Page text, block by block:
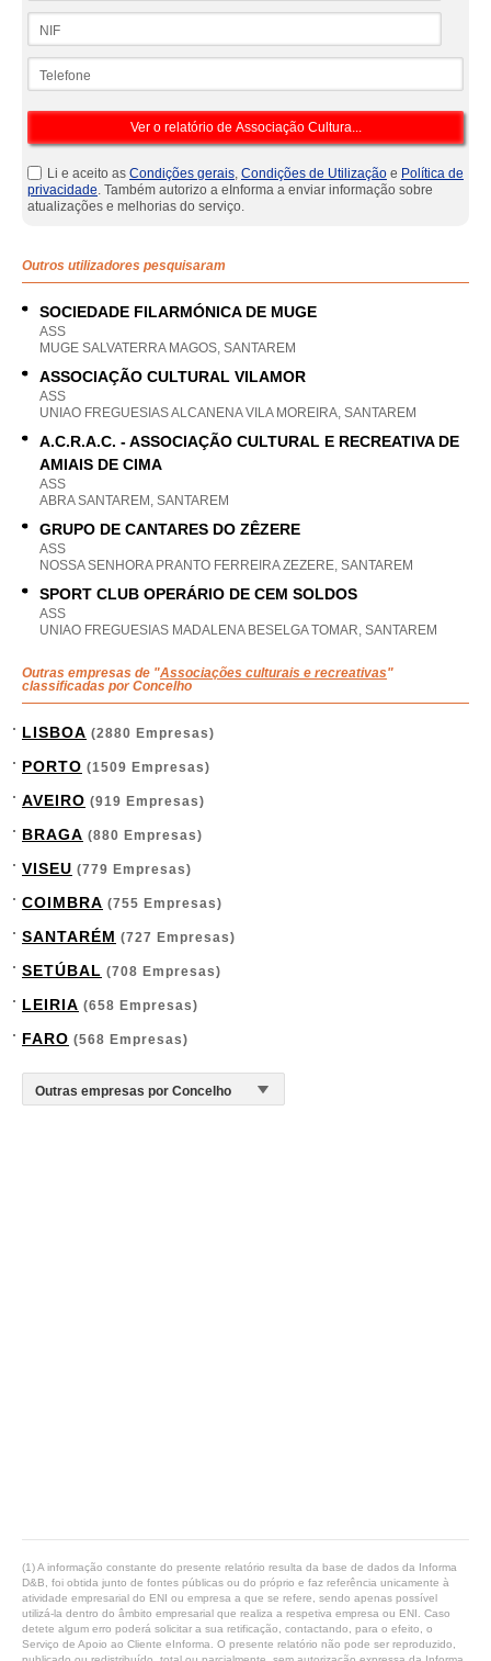
Li e aceito as Condições gerais, Condições de Utilização e Política de
privacidade. Também autorizo a eInforma a enviar informação sobre
atualizações e melhorias do serviço.
Outros utilizadores pesquisaram
SOCIEDADE FILARMÓNICA DE MUGE
ASS
MUGE SALVATERRA MAGOS, SANTAREM
ASSOCIAÇÃO CULTURAL VILAMOR
ASS
UNIAO FREGUESIAS ALCANENA VILA MOREIRA, SANTAREM
A.C.R.A.C. - ASSOCIAÇÃO CULTURAL E RECREATIVA DE
AMIAIS DE CIMA
ASS
ABRA SANTAREM, SANTAREM
GRUPO DE CANTARES DO ZÊZERE
ASS
NOSSA SENHORA PRANTO FERREIRA ZEZERE, SANTAREM
SPORT CLUB OPERÁRIO DE CEM SOLDOS
ASS
UNIAO FREGUESIAS MADALENA BESELGA TOMAR, SANTAREM
Outras empresas de "Associações culturais e recreativas"
classificadas por Concelho
LISBOA (2880 Empresas)
PORTO (1509 Empresas)
AVEIRO (919 Empresas)
BRAGA (880 Empresas)
VISEU (779 Empresas)
COIMBRA (755 Empresas)
SANTARÉM (727 Empresas)
SETÚBAL (708 Empresas)
LEIRIA (658 Empresas)
FARO (568 Empresas)
(1) A informação constante do presente relatório resulta da base de dados da Informa
D&B, foi obtida junto de fontes públicas ou do próprio e faz referência unicamente à
atividade empresarial do ENI ou empresa a que se refere, sendo apenas possível
utilizá-la dentro do âmbito empresarial que realiza a respetiva empresa ou ENI. Caso
detete algum erro poderá solicitar a sua retificação, contactando, para o efeito, o
Serviço de Apoio ao Cliente eInforma. O presente relatório não pode ser reproduzido,